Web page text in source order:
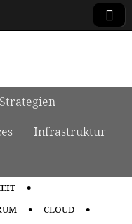
Strategien
Infrastruktur
CLOUD